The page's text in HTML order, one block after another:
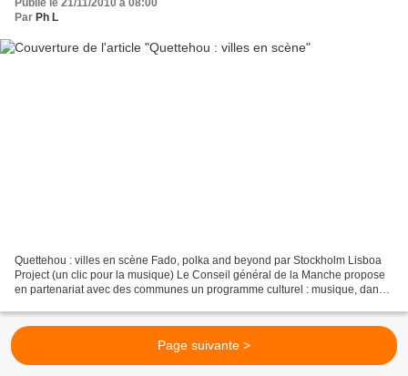
Par Ph L
Quettehou : villes en scène Fado, polka and beyond par Stockholm Lisboa
Project (un clic pour la musique) Le Conseil général de la Manche propose
en partenariat avec des communes un programme culturel : musique, danse,
Page suivante >